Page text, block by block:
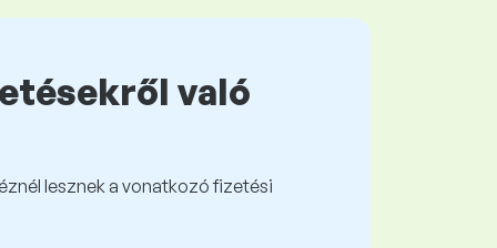
való
lesznek a vonatkozó fizetési